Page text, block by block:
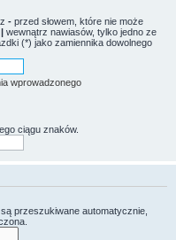
- przed słowem, które nie może
| wewnątrz nawiasów, tylko jedno ze
(*) jako zamiennika dowolnego
wprowadzonego
ciągu znaków.
przeszukiwane automatycznie,